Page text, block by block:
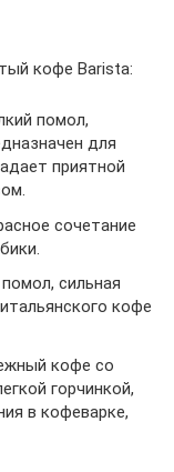
кофе Barista:
помол,
для
приятной
сочетание
сильная
кофе
кофе со
горчинкой,
в кофеварке,